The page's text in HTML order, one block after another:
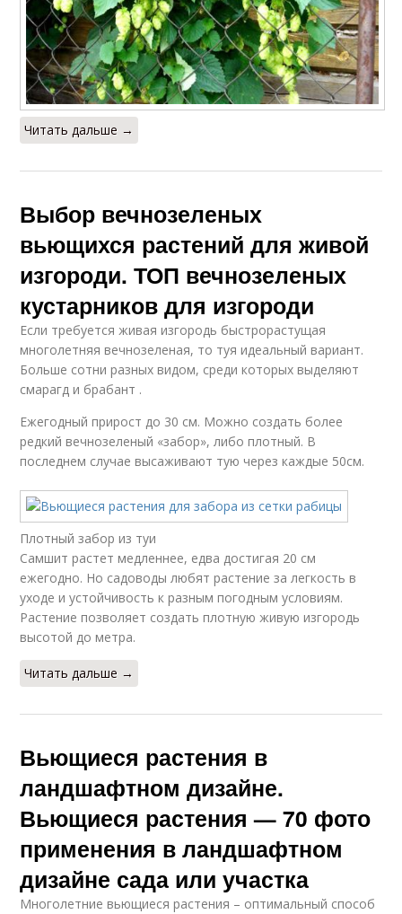
Читать дальше →
Выбор вечнозеленых
вьющихся растений для живой
изгороди. ТОП вечнозеленых
кустарников для изгороди
Если требуется живая изгородь быстрорастущая
многолетняя вечнозеленая, то туя идеальный вариант.
Больше сотни разных видом, среди которых выделяют
смарагд и брабант .
Ежегодный прирост до 30 см. Можно создать более
редкий вечнозеленый «забор», либо плотный. В
последнем случае высаживают тую через каждые 50см.
Плотный забор из туи
Самшит растет медленнее, едва достигая 20 см
ежегодно. Но садоводы любят растение за легкость в
уходе и устойчивость к разным погодным условиям.
Растение позволяет создать плотную живую изгородь
высотой до метра.
Читать дальше →
Вьющиеся растения в
ландшафтном дизайне.
Вьющиеся растения — 70 фото
применения в ландшафтном
дизайне сада или участка
Многолетние вьющиеся растения – оптимальный способ